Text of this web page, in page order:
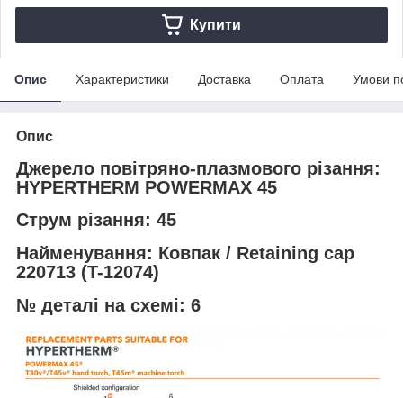
Купити
Опис Характеристики Доставка Оплата Умови
Опис
Джерело повітряно-плазмового різання:
HYPERTHERM POWERMAX 45
Струм різання: 45
Найменування: Ковпак / Retaining cap
220713 (T-12074)
№ деталі на схемі: 6